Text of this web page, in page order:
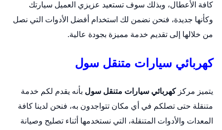
كافة الأعطال، وبذلك سوف تستعيد عزيزي العميل سيارتك
وكأنها جديدة، فنحن نضمن لك استخدام أفضل الأدوات التي نصل
من خلالها إلى تقديم خدمة مميزة بجودة عالية.
كهربائي سيارات متنقل سول
يتميز مركزكهربائي سيارات متنقل سول بأنه يقدم لكم خدمة
متنقلة حتى تصلكم في أي مكان تتواجدون به، فنحن لدينا كافة
المعدات والأدوات المتنقلة، التي نستخدمها أثناء تصليح وصيانة